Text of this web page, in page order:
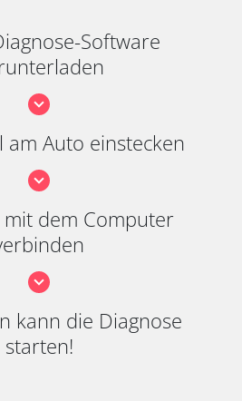
Software
am Auto einstecken
mit dem Computer
kann die Diagnose
starten!